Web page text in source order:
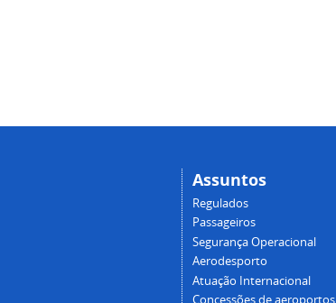
Assuntos
Regulados
Passageiros
Segurança Operacional
Aerodesporto
Atuação Internacional
Concessões de aeroportos